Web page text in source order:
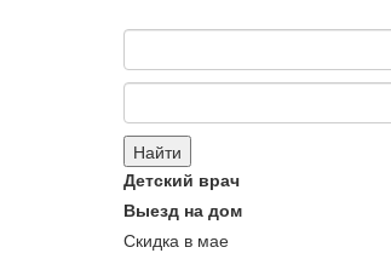
Найти
Детский врач
Выезд на дом
Скидка в мае